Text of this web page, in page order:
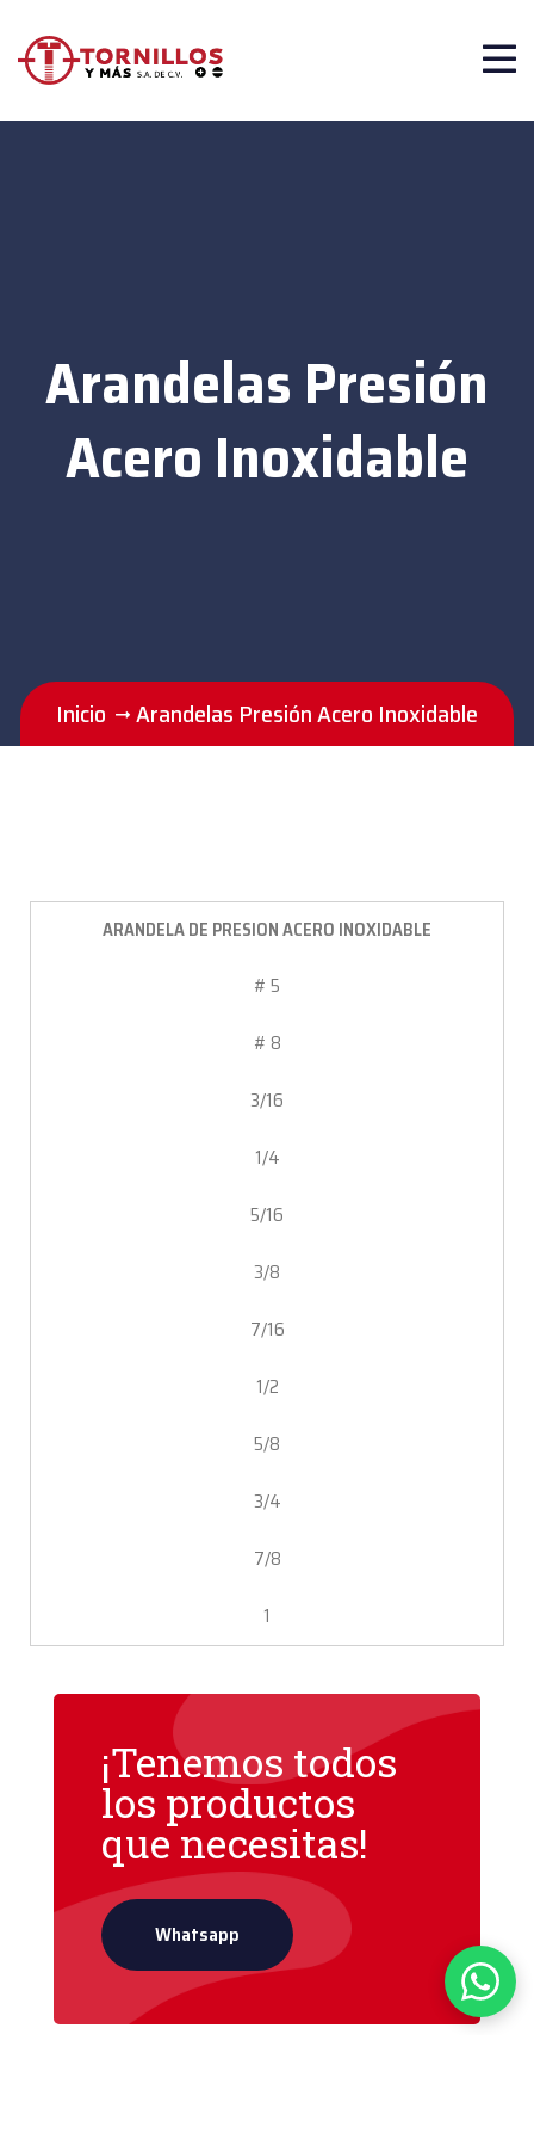
Arandelas Presión
Acero Inoxidable
Inicio Arandelas Presión Acero Inoxidable
ARANDELA DE PRESION ACERO INOXIDABLE
# 5
# 8
3/16
1/4
5/16
3/8
7/16
1/2
5/8
3/4
7/8
1
¡Tenemos todos
los productos
que necesitas!
Whatsapp